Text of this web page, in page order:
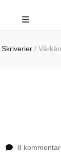
Skriverier /
8